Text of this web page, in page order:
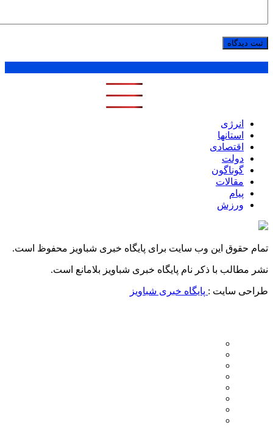
انرژی
استانها
اقتصادی
دولت
گوناگون
مقالات
پیام
ورزش
تمام حقوق این وب سایت برای پایگاه خبری شباویز محفوظ است.
نشر مطالب با ذکر نام پایگاه خبری شباویز بلامانع است.
طراحی سایت : پایگاه خبری شباویز